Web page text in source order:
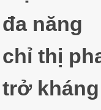
năng
thị